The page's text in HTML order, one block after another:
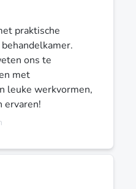
praktische
ons te
met
leuke werkvormen,
ervaren!